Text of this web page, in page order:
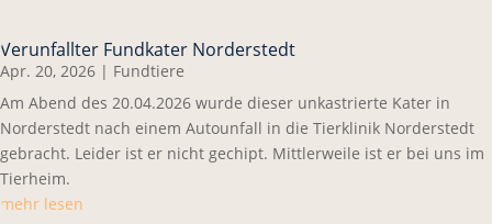
Verunfallter Fundkater Norderstedt
Apr. 20, 2026 | Fundtiere
Am Abend des 20.04.2026 wurde dieser unkastrierte Kater in
Norderstedt nach einem Autounfall in die Tierklinik Norderstedt
gebracht. Leider ist er nicht gechipt. Mittlerweile ist er bei uns im
Tierheim.
mehr lesen